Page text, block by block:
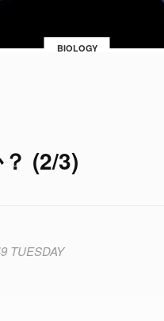
BIOLOGY
(2/3)
TUESDAY